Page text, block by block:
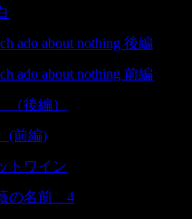
ado about nothing 後編
ado about nothing 前編
後編）
(前編)
トワイン
の名前 4